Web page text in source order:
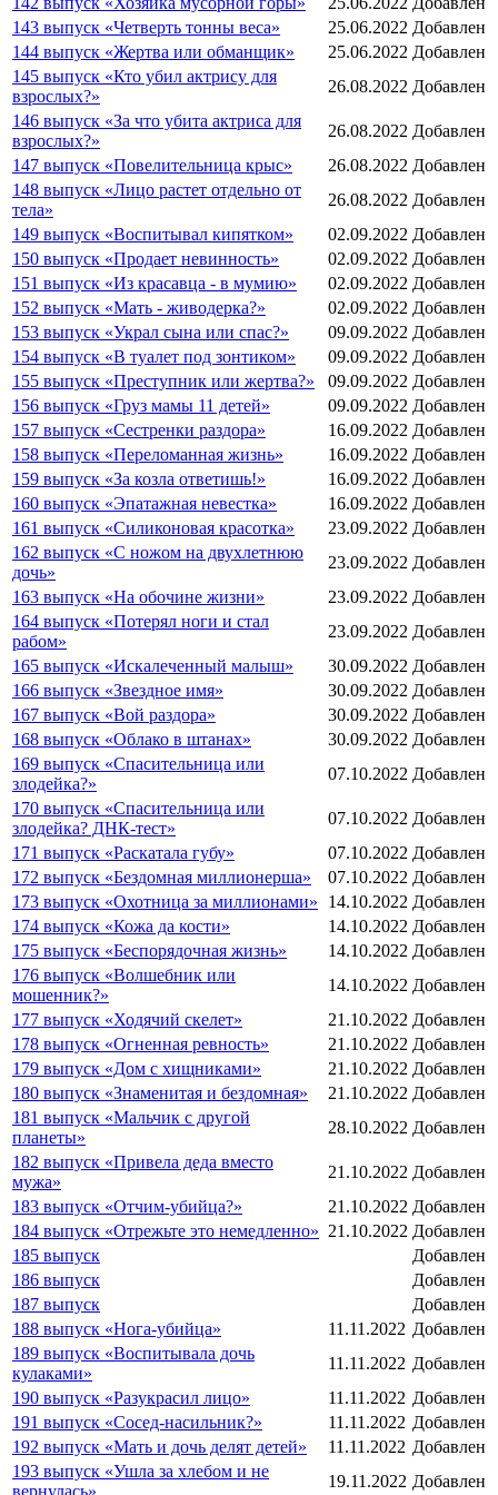
143 выпуск «Четверть тонны веса»
25.06.2022 Добавлен
144 выпуск «Жертва или обманщик»
25.06.2022 Добавлен
145 выпуск «Кто убил актрису для
взрослых?»
26.08.2022 Добавлен
146 выпуск «За что убита актриса для
взрослых?»
26.08.2022 Добавлен
147 выпуск «Повелительница крыс»
26.08.2022 Добавлен
148 выпуск «Лицо растет отдельно от
тела»
26.08.2022 Добавлен
149 выпуск «Воспитывал кипятком»
02.09.2022 Добавлен
150 выпуск «Продает невинность»
02.09.2022 Добавлен
151 выпуск «Из красавца - в мумию»
02.09.2022 Добавлен
152 выпуск «Мать - живодерка?»
02.09.2022 Добавлен
153 выпуск «Украл сына или спас?»
09.09.2022 Добавлен
154 выпуск «В туалет под зонтиком»
09.09.2022 Добавлен
155 выпуск «Преступник или жертва?»
09.09.2022 Добавлен
156 выпуск «Груз мамы 11 детей»
09.09.2022 Добавлен
157 выпуск «Сестренки раздора»
16.09.2022 Добавлен
158 выпуск «Переломанная жизнь»
16.09.2022 Добавлен
159 выпуск «За козла ответишь!»
16.09.2022 Добавлен
160 выпуск «Эпатажная невестка»
16.09.2022 Добавлен
161 выпуск «Силиконовая красотка»
23.09.2022 Добавлен
162 выпуск «С ножом на двухлетнюю
дочь»
23.09.2022 Добавлен
163 выпуск «На обочине жизни»
23.09.2022 Добавлен
164 выпуск «Потерял ноги и стал
рабом»
23.09.2022 Добавлен
165 выпуск «Искалеченный малыш»
30.09.2022 Добавлен
166 выпуск «Звездное имя»
30.09.2022 Добавлен
167 выпуск «Вой раздора»
30.09.2022 Добавлен
168 выпуск «Облако в штанах»
30.09.2022 Добавлен
169 выпуск «Спасительница или
злодейка?»
07.10.2022 Добавлен
170 выпуск «Спасительница или
злодейка? ДНК-тест»
07.10.2022 Добавлен
171 выпуск «Раскатала губу»
07.10.2022 Добавлен
172 выпуск «Бездомная миллионерша»
07.10.2022 Добавлен
173 выпуск «Охотница за миллионами»
14.10.2022 Добавлен
174 выпуск «Кожа да кости»
14.10.2022 Добавлен
175 выпуск «Беспорядочная жизнь»
14.10.2022 Добавлен
176 выпуск «Волшебник или
мошенник?»
14.10.2022 Добавлен
177 выпуск «Ходячий скелет»
21.10.2022 Добавлен
178 выпуск «Огненная ревность»
21.10.2022 Добавлен
179 выпуск «Дом с хищниками»
21.10.2022 Добавлен
180 выпуск «Знаменитая и бездомная»
21.10.2022 Добавлен
181 выпуск «Мальчик с другой
планеты»
28.10.2022 Добавлен
182 выпуск «Привела деда вместо
мужа»
21.10.2022 Добавлен
183 выпуск «Отчим-убийца?»
21.10.2022 Добавлен
184 выпуск «Отрежьте это немедленно» 21.10.2022 Добавлен
185 выпуск
Добавлен
186 выпуск
Добавлен
187 выпуск
Добавлен
188 выпуск «Нога-убийца»
11.11.2022 Добавлен
189 выпуск «Воспитывала дочь
кулаками»
11.11.2022 Добавлен
190 выпуск «Разукрасил лицо»
11.11.2022 Добавлен
191 выпуск «Сосед-насильник?»
11.11.2022 Добавлен
192 выпуск «Мать и дочь делят детей»
11.11.2022 Добавлен
193 выпуск «Ушла за хлебом и не
вернулась»
19.11.2022 Добавлен